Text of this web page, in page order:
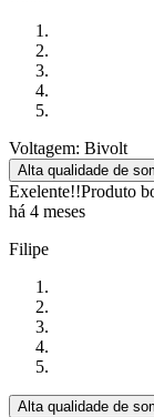
Voltagem: Bivolt
Alta qualidade de
Exelente!!Produto
há 4 meses
Filipe
Alta qualidade de